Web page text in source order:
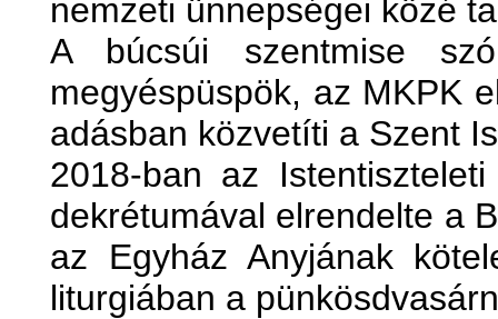
nemzeti ünnepségei közé
A búcsúi szentmise
megyéspüspök, az MKPK
adásban közvetíti a Szent
2018-ban az
dekrétumával elrendelte a
az Egyház Anyjának
liturgiában a